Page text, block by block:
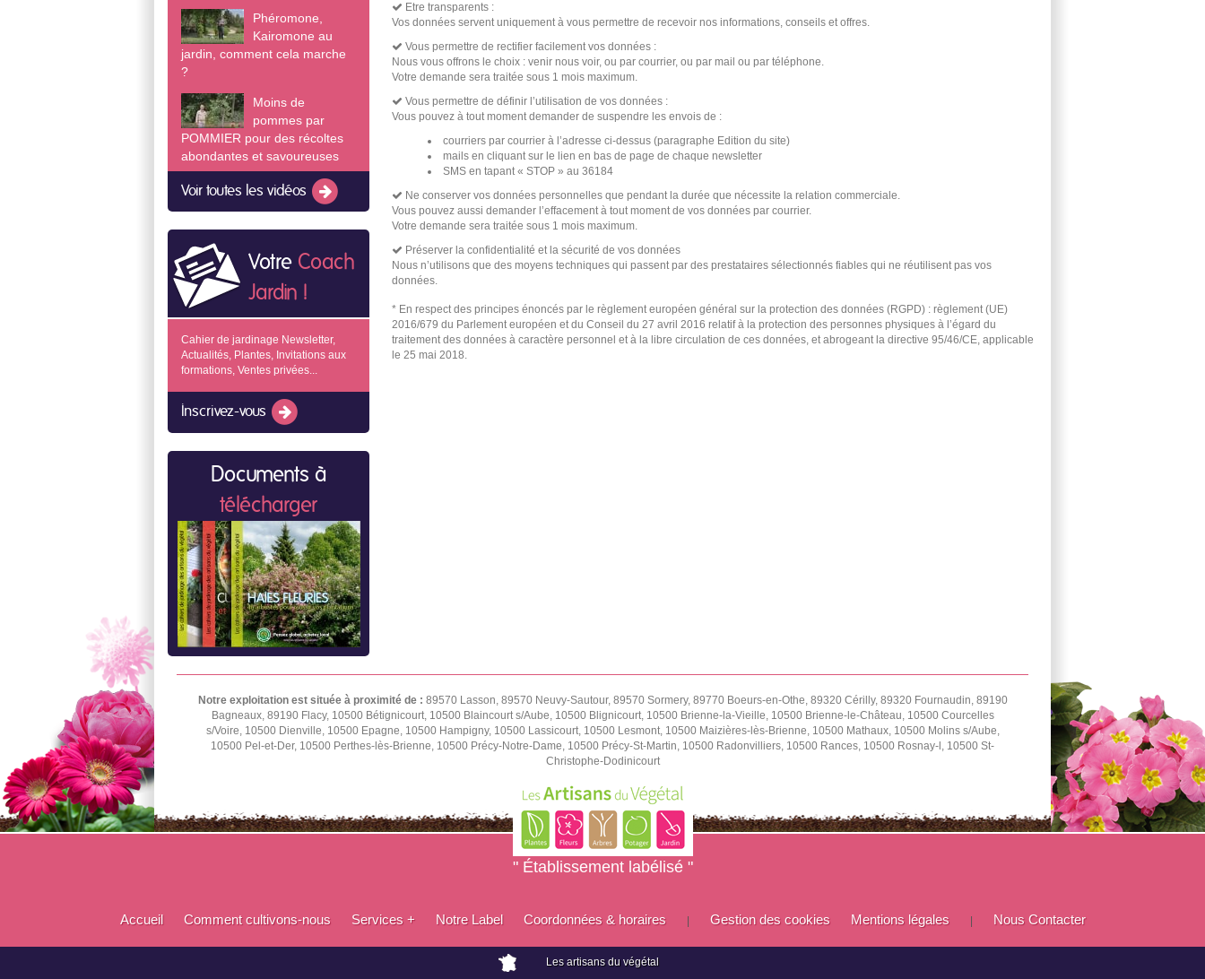
Phéromone,
Kairomone au
jardin, comment cela marche
?
Moins de
pommes par
POMMIER pour des récoltes
abondantes et savoureuses
Voir toutes les vidéos
Votre Coach
Jardin !
Cahier de jardinage Newsletter,
Actualités, Plantes, Invitations aux
formations, Ventes privées...
Inscrivez-vous
Documents à
télécharger
Etre transparents :
Vos données servent uniquement à vous permettre de recevoir nos informations, conseils et offres.
Vous permettre de rectifier facilement vos données :
Nous vous offrons le choix : venir nous voir, ou par courrier, ou par mail ou par téléphone.
Votre demande sera traitée sous 1 mois maximum.
Vous permettre de définir l’utilisation de vos données :
Vous pouvez à tout moment demander de suspendre les envois de :
courriers par courrier à l’adresse ci-dessus (paragraphe Edition du site)
mails en cliquant sur le lien en bas de page de chaque newsletter
SMS en tapant « STOP » au 36184
Ne conserver vos données personnelles que pendant la durée que nécessite la relation commerciale.
Vous pouvez aussi demander l’effacement à tout moment de vos données par courrier.
Votre demande sera traitée sous 1 mois maximum.
Préserver la confidentialité et la sécurité de vos données
Nous n’utilisons que des moyens techniques qui passent par des prestataires sélectionnés fiables qui ne réutilisent pas vos
données.
* En respect des principes énoncés par le règlement européen général sur la protection des données (RGPD) : règlement (UE)
2016/679 du Parlement européen et du Conseil du 27 avril 2016 relatif à la protection des personnes physiques à l’égard du
traitement des données à caractère personnel et à la libre circulation de ces données, et abrogeant la directive 95/46/CE, applicable
le 25 mai 2018.
Notre exploitation est située à proximité de : 89570 Lasson, 89570 Neuvy-Sautour, 89570 Sormery, 89770 Boeurs-en-Othe, 89320 Cérilly, 89320 Fournaudin, 89190
Bagneaux, 89190 Flacy, 10500 Bétignicourt, 10500 Blaincourt s/Aube, 10500 Blignicourt, 10500 Brienne-la-Vieille, 10500 Brienne-le-Château, 10500 Courcelles
s/Voire, 10500 Dienville, 10500 Epagne, 10500 Hampigny, 10500 Lassicourt, 10500 Lesmont, 10500 Maizières-lès-Brienne, 10500 Mathaux, 10500 Molins s/Aube,
10500 Pel-et-Der, 10500 Perthes-lès-Brienne, 10500 Précy-Notre-Dame, 10500 Précy-St-Martin, 10500 Radonvilliers, 10500 Rances, 10500 Rosnay-l, 10500 St-
Christophe-Dodinicourt
" Établissement labélisé "
Accueil Comment cultivons-nous Services + Notre Label Coordonnées & horaires Gestion des cookies Mentions légales Nous Contacter
Les artisans du végétal